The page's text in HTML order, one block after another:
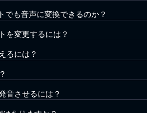
でも音声に変換できるのか？
を変更するには？
るには？
音させるには？